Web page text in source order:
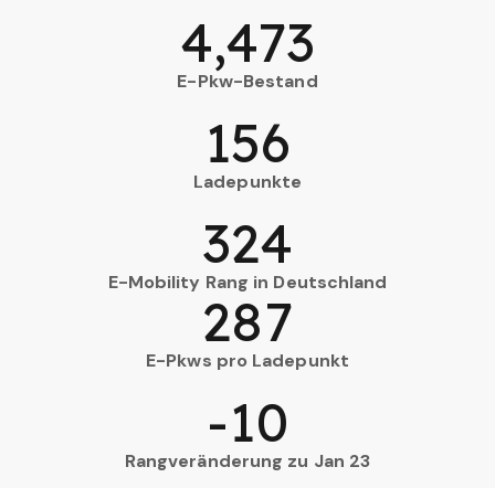
E-Pkw-Bestand
4,473
Ladepunkte
156
E-Mobility Rang in Deutschland
324
E-Pkws pro Ladepunkt
287
Rangveränderung zu Jan 23
-10